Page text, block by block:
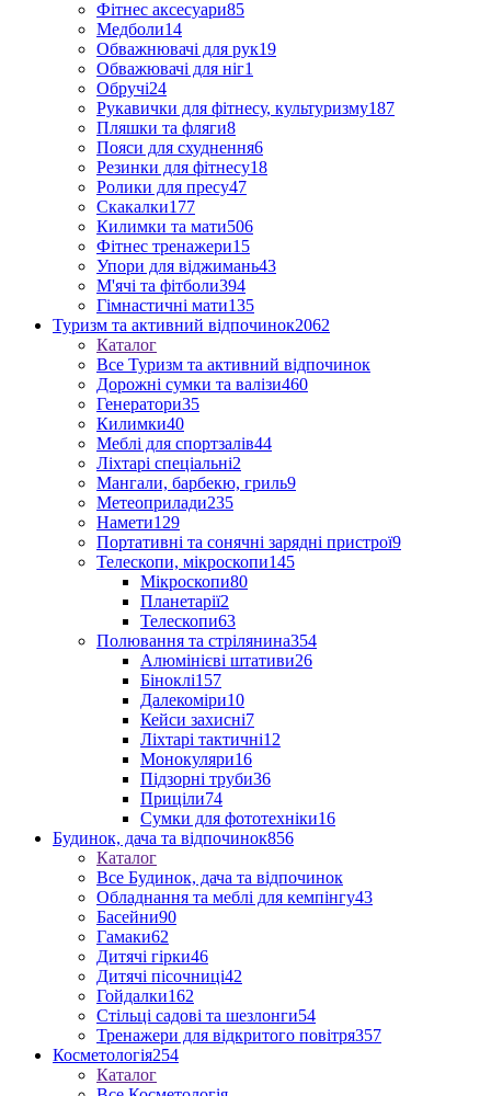
Фітнес аксесуари85
Медболи14
Обважнювачі для рук19
Обважювачі для ніг1
Обручі24
Рукавички для фітнесу, культуризму187
Пляшки та фляги8
Пояси для схуднення6
Резинки для фітнесу18
Ролики для пресу47
Скакалки177
Килимки та мати506
Фітнес тренажери15
Упори для віджимань43
М'ячі та фітболи394
Гімнастичні мати135
Туризм та активний відпочинок2062
Каталог
Все Туризм та активний відпочинок
Дорожні сумки та валізи460
Генератори35
Килимки40
Меблі для спортзалів44
Ліхтарі спеціальні2
Мангали, барбекю, гриль9
Метеоприлади235
Намети129
Портативні та сонячні зарядні пристрої9
Телескопи, мікроскопи145
Мікроскопи80
Планетарії2
Телескопи63
Полювання та стрілянина354
Алюмінієві штативи26
Біноклі157
Далекоміри10
Кейси захисні7
Ліхтарі тактичні12
Монокуляри16
Підзорні труби36
Приціли74
Сумки для фототехніки16
Будинок, дача та відпочинок856
Каталог
Все Будинок, дача та відпочинок
Обладнання та меблі для кемпінгу43
Басейни90
Гамаки62
Дитячі гірки46
Дитячі пісочниці42
Гойдалки162
Стільці садові та шезлонги54
Тренажери для відкритого повітря357
Косметологія254
Каталог